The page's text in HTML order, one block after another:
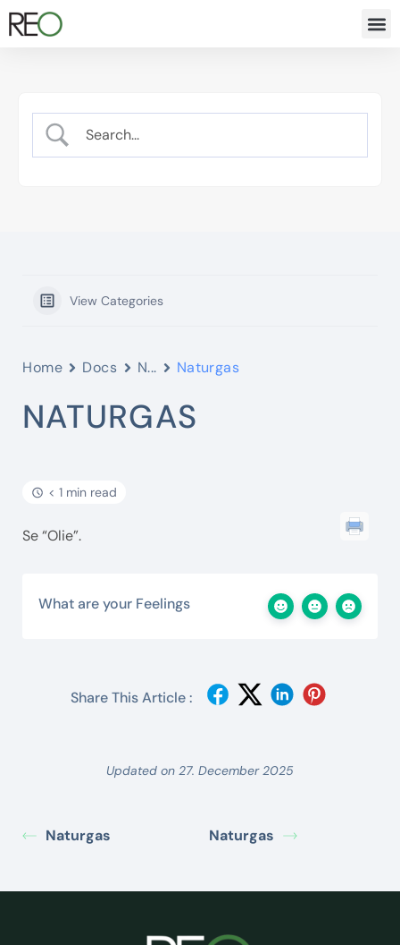
View Categories
Home Docs N... Naturgas
NATURGAS
< 1 min read
Se “Olie”.
What are your Feelings
Share This Article :
Updated on 27. December 2025
Naturgas Naturgas